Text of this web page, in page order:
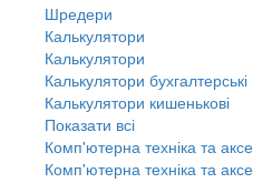
Шредери
Калькулятори
Калькулятори
Калькулятори бухгалтерські
Калькулятори кишенькові
Показати всі
Комп'ютерна техніка та
Комп'ютерна техніка та